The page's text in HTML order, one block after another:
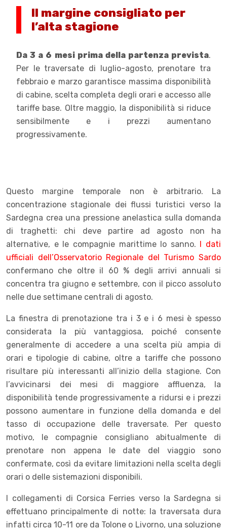
Il margine consigliato per
l’alta stagione
Da 3 a 6 mesi prima della partenza prevista.
Per le traversate di luglio-agosto, prenotare tra
febbraio e marzo garantisce massima disponibilità
di cabine, scelta completa degli orari e accesso alle
tariffe base. Oltre maggio, la disponibilità si riduce
sensibilmente e i prezzi aumentano
progressivamente.
Questo margine temporale non è arbitrario. La
concentrazione stagionale dei flussi turistici verso la
Sardegna crea una pressione anelastica sulla domanda
di traghetti: chi deve partire ad agosto non ha
alternative, e le compagnie marittime lo sanno. I dati
ufficiali dell’Osservatorio Regionale del Turismo Sardo
confermano che oltre il 60 % degli arrivi annuali si
concentra tra giugno e settembre, con il picco assoluto
nelle due settimane centrali di agosto.
La finestra di prenotazione tra i 3 e i 6 mesi è spesso
considerata la più vantaggiosa, poiché consente
generalmente di accedere a una scelta più ampia di
orari e tipologie di cabine, oltre a tariffe che possono
risultare più interessanti all’inizio della stagione. Con
l’avvicinarsi dei mesi di maggiore affluenza, la
disponibilità tende progressivamente a ridursi e i prezzi
possono aumentare in funzione della domanda e del
tasso di occupazione delle traversate. Per questo
motivo, le compagnie consigliano abitualmente di
prenotare non appena le date del viaggio sono
confermate, così da evitare limitazioni nella scelta degli
orari o delle sistemazioni disponibili.
I collegamenti di Corsica Ferries verso la Sardegna si
effettuano principalmente di notte: la traversata dura
infatti circa 10-11 ore da Tolone o Livorno, una soluzione